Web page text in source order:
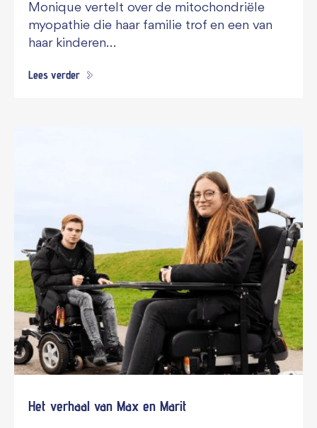
Monique vertelt over de mitochondriële
myopathie die haar familie trof en een van
haar kinderen…
Lees verder
Het verhaal van Max en Marit